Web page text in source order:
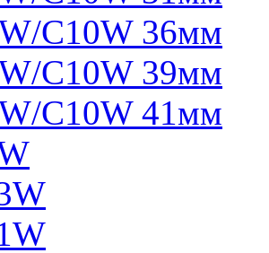
C10W 36мм
C10W 39мм
C10W 41мм